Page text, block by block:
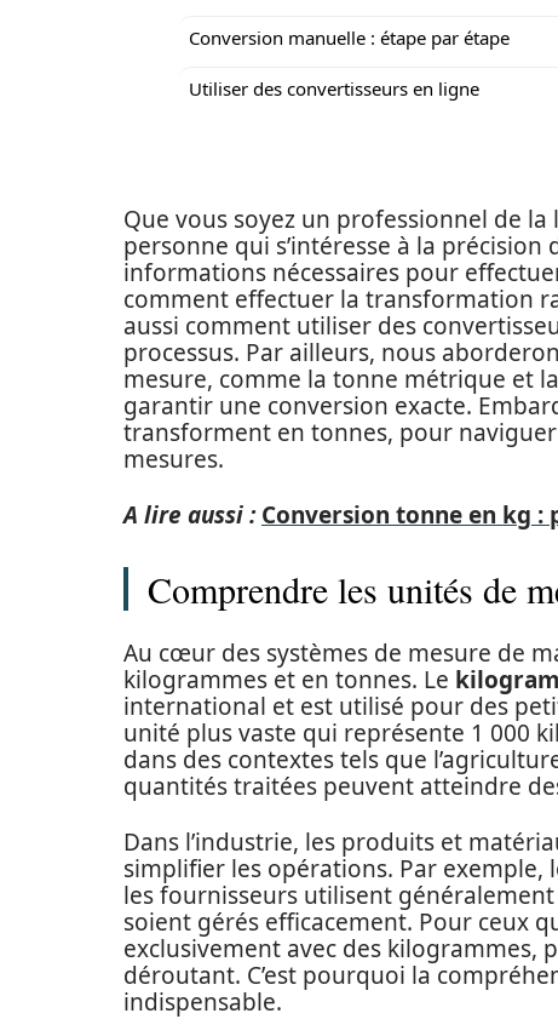
Conversion manuelle : étape par étape
Utiliser des convertisseurs en ligne
Que vous soyez un professionnel de
personne qui s’intéresse à la
informations nécessaires pour
comment effectuer la transformation
aussi comment utiliser des
processus. Par ailleurs, nous
mesure, comme la tonne métrique et
garantir une conversion exacte.
transforment en tonnes, pour
mesures.
A lire aussi : Conversion tonne en kg
Comprendre les unités de
Au cœur des systèmes de mesure de
kilogrammes et en tonnes. Le
international et est utilisé pour des
unité plus vaste qui représente 1 000
dans des contextes tels que
quantités traitées peuvent atteindre
Dans l’industrie, les produits et
simplifier les opérations. Par exemple,
les fournisseurs utilisent
soient gérés efficacement. Pour ceux
exclusivement avec des kilogrammes,
déroutant. C’est pourquoi la
indispensable.